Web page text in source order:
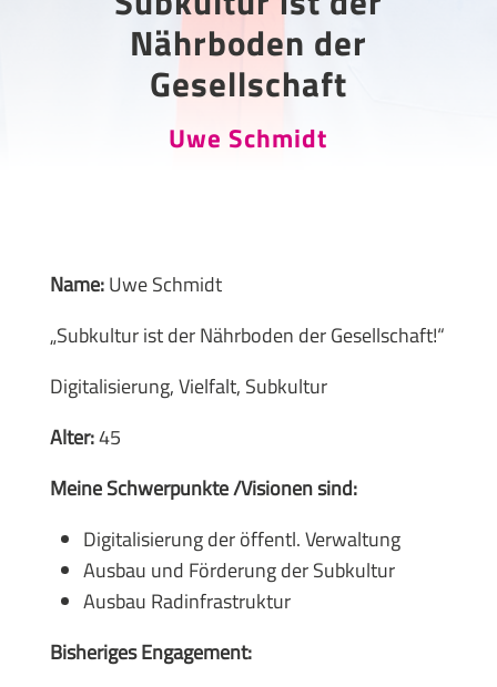
Nährboden der
Gesellschaft
Uwe Schmidt
Name:Uwe Schmidt
„Subkultur ist der Nährboden der Gesellschaft!“
Digitalisierung, Vielfalt, Subkultur
Alter:45
Meine Schwerpunkte /Visionen sind:
Digitalisierung der öffentl. Verwaltung
Ausbau und Förderung der Subkultur
Ausbau Radinfrastruktur
Bisheriges Engagement: